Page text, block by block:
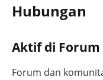
Hubungan
Aktif di
Forum dan